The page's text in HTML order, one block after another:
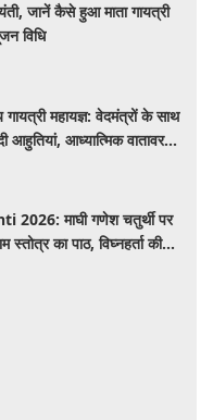
जानें कैसे हुआ माता गायत्री
विधि
महायज्ञ: वेदमंत्रों के साथ
आहुतियां, आध्यात्मिक वातावरण
2026: माघी गणेश चतुर्थी पर
स्तोत्र का पाठ, विघ्नहर्ता की